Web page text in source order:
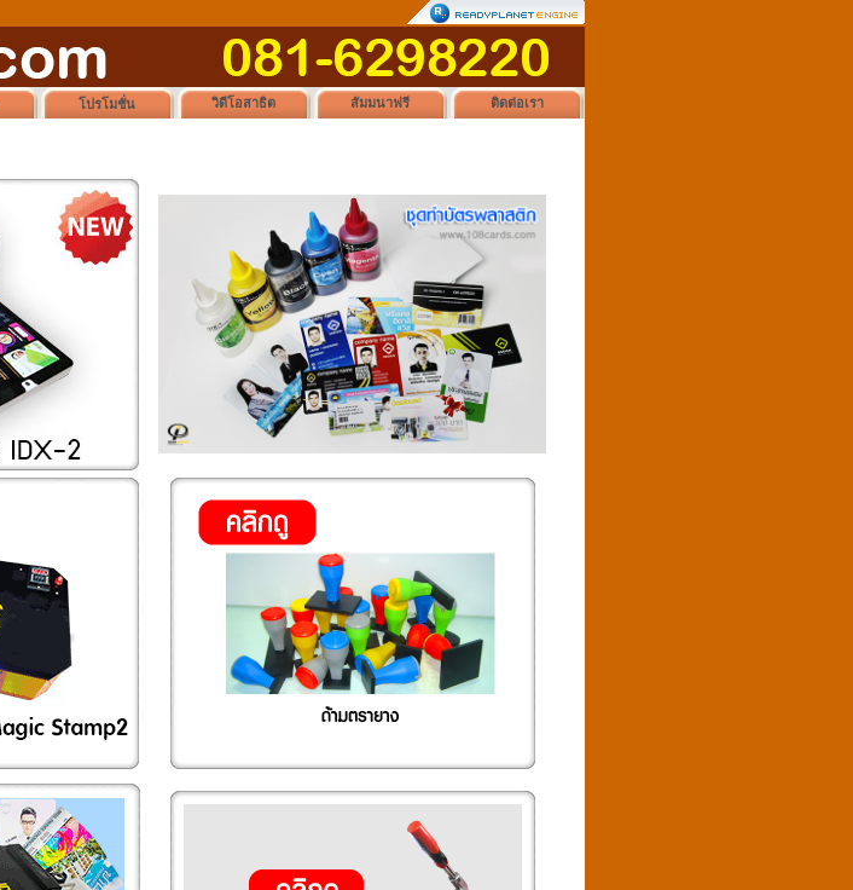
โปรโมชั่น วิดีโอสาธิต สัมมนาฟรี
ติดต่อเรา